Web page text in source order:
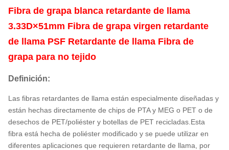
Fibra de grapa blanca retardante de llama
3.33D×51mm Fibra de grapa virgen retardante
de llama PSF Retardante de llama Fibra de
grapa para no tejido
Definición:
Las fibras retardantes de llama están especialmente diseñadas y
están hechas directamente de chips de PTA y MEG o PET o de
desechos de PET/poliéster y botellas de PET recicladas.Esta
fibra está hecha de poliéster modificado y se puede utilizar en
diferentes aplicaciones que requieren retardante de llama, por